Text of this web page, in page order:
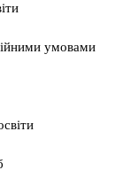
умовами